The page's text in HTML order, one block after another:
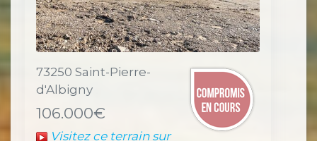
73250 Saint-Pierre-
d'Albigny
106.000€
Visitez ce terrain sur